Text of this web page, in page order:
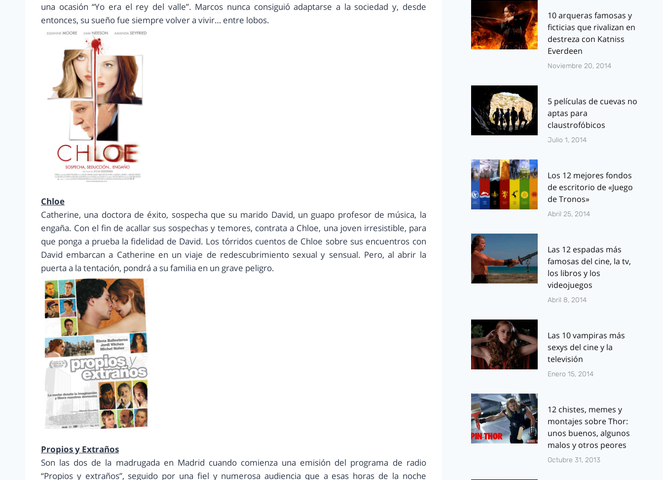
una ocasión “Yo era el rey del valle”. Marcos nunca consiguió adaptarse a la sociedad y, desde
entonces, su sueño fue siempre volver a vivir… entre lobos.
Chloe
Catherine, una doctora de éxito, sospecha que su marido David, un guapo profesor de música, la
engaña. Con el fin de acallar sus sospechas y temores, contrata a Chloe, una joven irresistible, para
que ponga a prueba la fidelidad de David. Los tórridos cuentos de Chloe sobre sus encuentros con
David embarcan a Catherine en un viaje de redescubrimiento sexual y sensual. Pero, al abrir la
puerta a la tentación, pondrá a su familia en un grave peligro.
Propios y Extraños
Son las dos de la madrugada en Madrid cuando comienza una emisión del programa de radio
“Propios y extraños”, seguido por una fiel y numerosa audiencia que a esas horas de la noche
10 arqueras famosas y
ficticias que rivalizan en
destreza con Katniss
Everdeen
Noviembre 20, 2014
5 películas de cuevas no
aptas para
claustrofóbicos
Julio 1, 2014
Los 12 mejores fondos
de escritorio de «Juego
de Tronos»
Abril 25, 2014
Las 12 espadas más
famosas del cine, la tv,
los libros y los
videojuegos
Abril 8, 2014
Las 10 vampiras más
sexys del cine y la
televisión
Enero 15, 2014
12 chistes, memes y
montajes sobre Thor:
unos buenos, algunos
malos y otros peores
Octubre 31, 2013